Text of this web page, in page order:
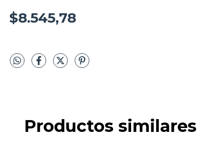
$8.545,78
Productos similares